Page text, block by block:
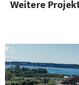
Weitere